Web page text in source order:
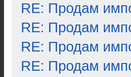
RE: Продам
RE: Продам
RE: Продам
RE: Продам